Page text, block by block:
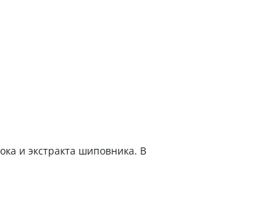
и экстракта шиповника. В